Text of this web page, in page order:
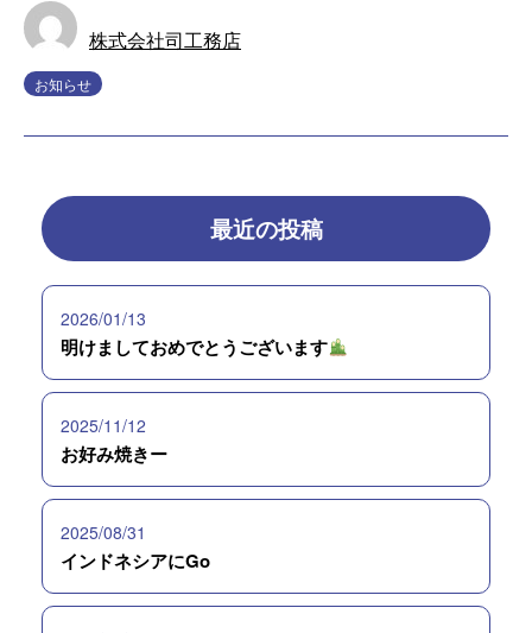
株式会社司工務店
お知らせ
最近の投稿
2026/01/13
明けましておめでとうございます
2025/11/12
お好み焼きー
2025/08/31
インドネシアにGo